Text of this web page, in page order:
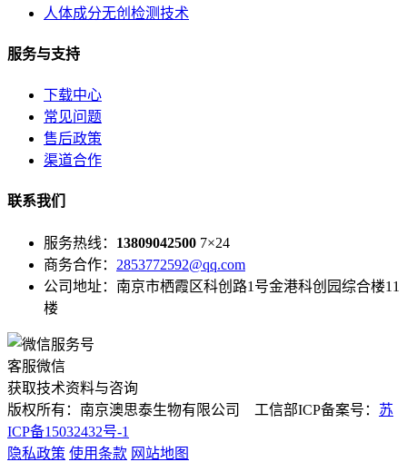
人体成分无创检测技术
服务与支持
下载中心
常见问题
售后政策
渠道合作
联系我们
服务热线： 13809042500 7×24
商务合作： 2853772592@qq.com
公司地址：南京市栖霞区科创路1号金港科创园综合楼11
楼
客服微信
获取技术资料与咨询
版权所有：南京澳思泰生物有限公司 工信部ICP备案号： 苏
ICP备15032432号-1
隐私政策 使用条款 网站地图